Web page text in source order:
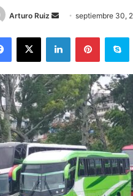
Arturo Ruiz
Sendseptiembre 30,
Facebook
X LinkedInPinterest